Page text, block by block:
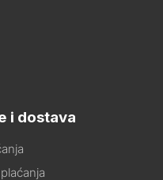
i dostava